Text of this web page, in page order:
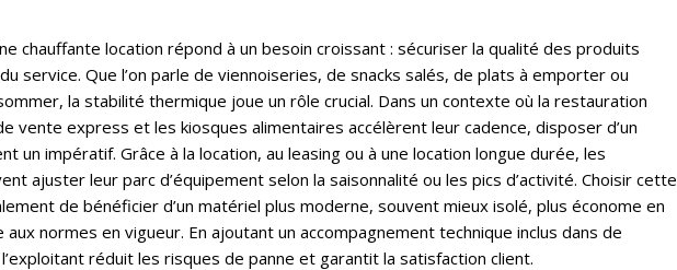
chauffante location répond à un besoin croissant : sécuriser la qualité des produits
service. Que l’on parle de viennoiseries, de snacks salés, de plats à emporter ou
la stabilité thermique joue un rôle crucial. Dans un contexte où la restauration
vente express et les kiosques alimentaires accélèrent leur cadence, disposer d’un
un impératif. Grâce à la location, au leasing ou à une location longue durée, les
ajuster leur parc d’équipement selon la saisonnalité ou les pics d’activité. Choisir cette
de bénéficier d’un matériel plus moderne, souvent mieux isolé, plus économe en
normes en vigueur. En ajoutant un accompagnement technique inclus dans de
réduit les risques de panne et garantit la satisfaction client.